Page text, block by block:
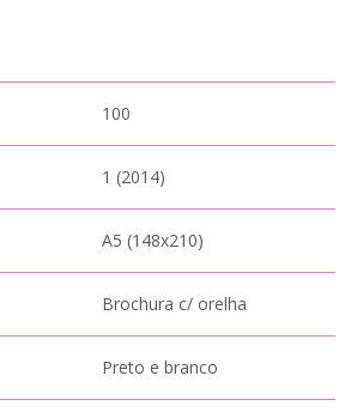
100
1 (2014)
A5 (148x210)
Brochura c/ orelha
Preto e branco